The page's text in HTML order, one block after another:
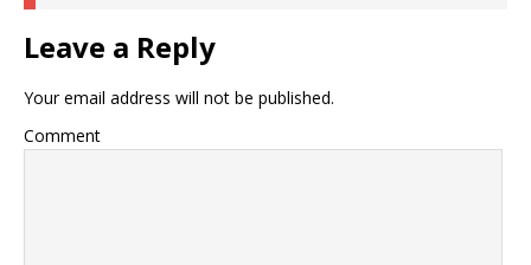
Leave a Reply
Your email address will not be published.
Comment